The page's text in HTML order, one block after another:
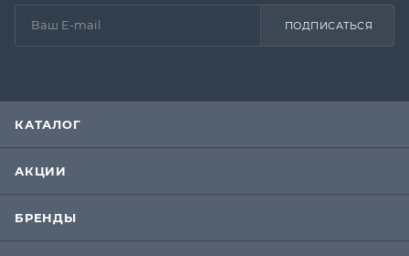
ПОДПИСАТЬСЯ
КАТАЛОГ
АКЦИИ
БРЕНДЫ